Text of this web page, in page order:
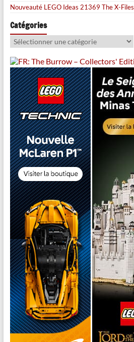
Nouveauté LEGO Ideas 21369 The X-Files
Catégories
Catégories